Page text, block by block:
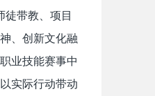
徒带教、项目
、创新文化融
业技能赛事中
实际行动带动